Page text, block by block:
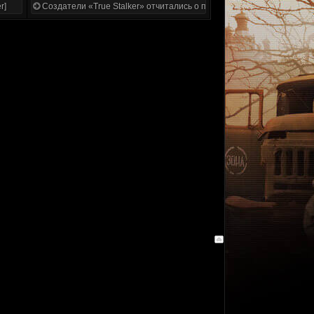
Создатели «True Stalker» отчитались о проделанной работе